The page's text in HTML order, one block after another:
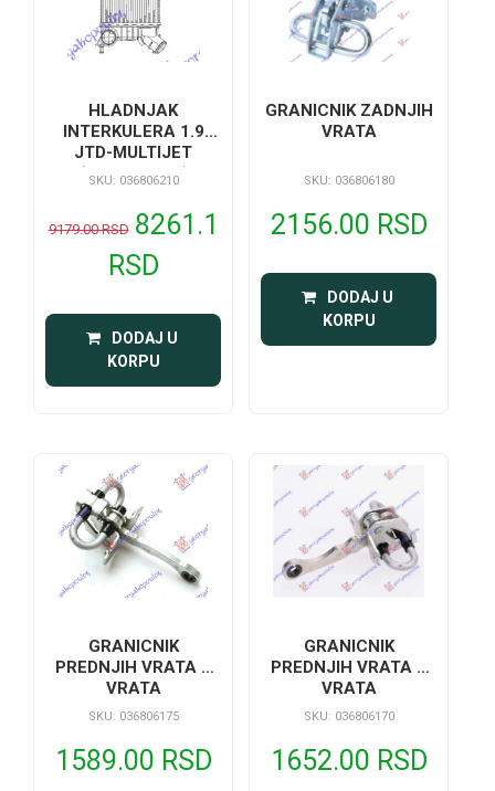
HLADNJAK
INTERKULERA 1.9
JTD-MULTIJET
(192x206x64)
SKU: 036806210
9179.00 RSD 8261.1
RSD
DODAJ U
KORPU
GRANICNIK ZADNJIH
VRATA
SKU: 036806180
2156.00 RSD
DODAJ U
KORPU
GRANICNIK
PREDNJIH VRATA 5
VRATA
SKU: 036806175
1589.00 RSD
GRANICNIK
PREDNJIH VRATA 3
VRATA
SKU: 036806170
1652.00 RSD